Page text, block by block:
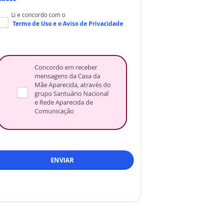
Li e concordo com o
Termo de Usoe oAviso de Privacidade
Concordo em receber
mensagens da Casa da
Mãe Aparecida, através do
grupo Santuário Nacional
e Rede Aparecida de
Comunicação
ENVIAR